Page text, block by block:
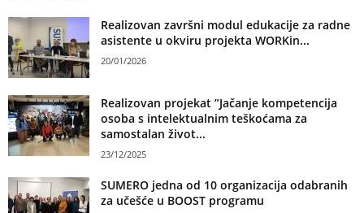
Realizovan završni modul edukacije za radne
asistente u okviru projekta WORKin...
20/01/2026
Realizovan projekat ”Jačanje kompetencija
osoba s intelektualnim teškoćama za
samostalan život...
23/12/2025
SUMERO jedna od 10 organizacija odabranih
za učešće u BOOST programu